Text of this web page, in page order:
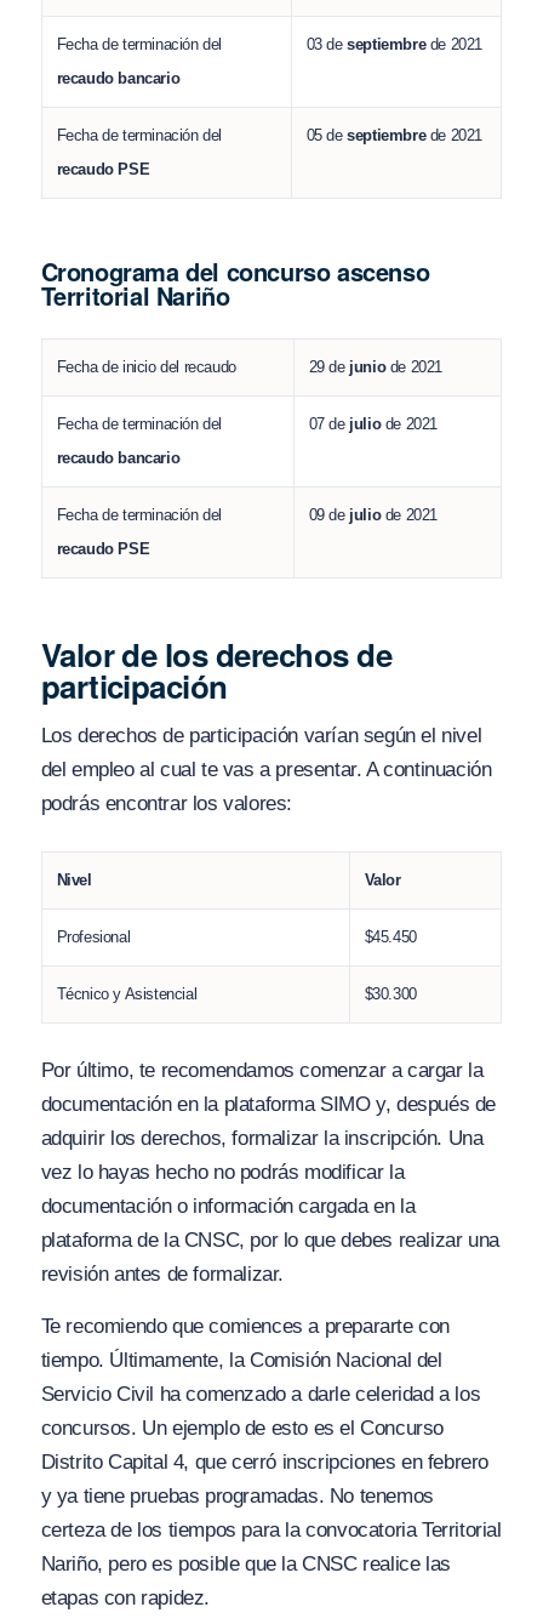
Fecha de terminación del
recaudo bancario
03 deseptiembrede 2021
Fecha de terminación del
recaudo PSE
05 deseptiembrede 2021
Cronograma del concurso ascenso
Territorial Nariño
Fecha de inicio del recaudo 29 de juniode 2021
Fecha de terminación del
recaudo bancario
07 de juliode 2021
Fecha de terminación del
recaudo PSE
09 de juliode 2021
Valor de los derechos de
participación
Los derechos de participación varían según el nivel
del empleo al cual te vas a presentar. A continuación
podrás encontrar los valores:
Nivel Valor
Profesional $45.450
Técnico y Asistencial $30.300
Por último, te recomendamos comenzar a cargar la
documentación en la plataforma SIMO y, después de
adquirir los derechos, formalizar la inscripción. Una
vez lo hayas hecho no podrás modificar la
documentación o información cargada en la
plataforma de la CNSC, por lo que debes realizar una
revisión antes de formalizar.
Te recomiendo que comiences a prepararte con
tiempo. Últimamente, la Comisión Nacional del
Servicio Civil ha comenzado a darle celeridad a los
concursos. Un ejemplo de esto es el Concurso
Distrito Capital 4, que cerró inscripciones en febrero
y ya tiene pruebas programadas. No tenemos
certeza de los tiempos para la convocatoria Territorial
Nariño, pero es posible que la CNSC realice las
etapas con rapidez.